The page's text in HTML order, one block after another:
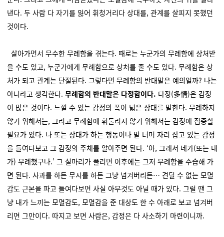
낸다. 두 사람 다 자기를 잃어 휘청거리다 상대를, 관계를 살피지 못했던
것이다.
살아가면서 무수한 무례함을 겪는다. 때로는 누군가의 무례함에 상처받
을 수도 있고, 누군가에게 무례함으로 상처를 줄 수도 있다. 무례함은 상
처가 되고 관계는 단절된다. 그렇다면 무례함의 반대말은 예의일까? 나는
아니라고 생각한다. 무례함의 반대말은 다정함이다. 다정(多情)은 감정
이 많은 것이다. 느낄 수 있는 감정의 폭이 넓은 상태를 말한다. 무례하지
않기 위해서는, 그리고 무례함에 휘둘리지 않기 위해서는 감정에 집중할
필요가 있다. 나 또는 상대가 하는 행동이나 말 너머 자리 잡고 있는 감정
을 들여다보고 그 감정의 주체를 알아주면 된다. ‘아, 그래서 네가(또는 내
가) 무례했구나.’ 그 실마리가 풀리면 이후에는 그저 무례함을 수습해 가
면 된다. 사과를 하든 무시를 하든 그냥 넘겨버리든… 견딜 수 없는 모멸
감도 근본을 파고 들여다보면 사실 아무것도 아닐 때가 있다. 그럴 땐 그
냥 내가 느끼는 모멸감도, 모멸감을 준 대상도 한 수 아래로 보고 넘겨버
리면 그만이다. 따지고 보면 사람은, 감정은 다 사소하기 마련이니까.